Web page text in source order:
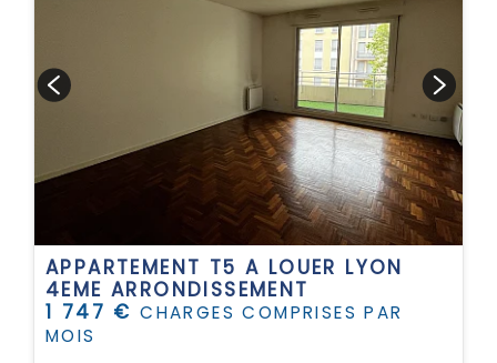
APPARTEMENT T5 A LOUER LYON
4EME ARRONDISSEMENT
1 747 €CHARGES COMPRISES PAR
MOIS